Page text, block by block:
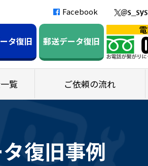
Facebook
タ復旧 郵送データ復旧
覧 ご依頼の流れ
復旧事例